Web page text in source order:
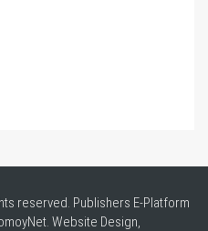
reserved. Publishers E-Platform
Website Design,